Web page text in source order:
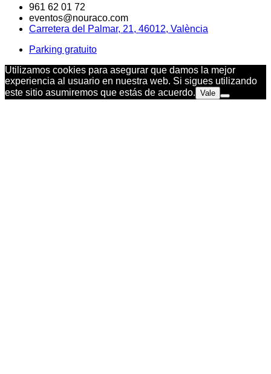
961 62 01 72
eventos@nouraco.com
Carretera del Palmar, 21, 46012, València
Parking gratuito
Utilizamos cookies para asegurar que damos la mejor
experiencia al usuario en nuestra web. Si sigues utilizando
este sitio asumiremos que estás de acuerdo. Vale